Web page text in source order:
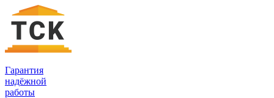
Гарантия
надёжной
работы